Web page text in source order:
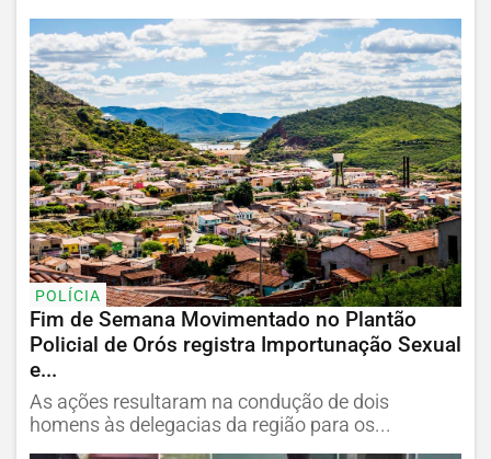
POLÍCIA
Fim de Semana Movimentado no Plantão
Policial de Orós registra Importunação Sexual
e...
As ações resultaram na condução de dois
homens às delegacias da região para os...